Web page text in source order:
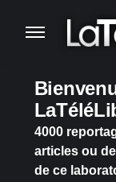
4000
articles ou
de ce